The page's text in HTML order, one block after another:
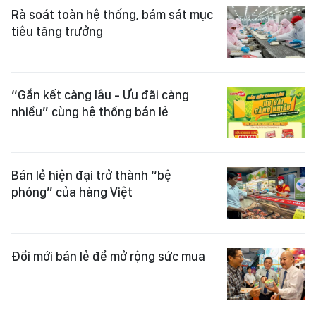
Rà soát toàn hệ thống, bám sát mục
tiêu tăng trưởng
“Gắn kết càng lâu - Ưu đãi càng
nhiều” cùng hệ thống bán lẻ
Bán lẻ hiện đại trở thành “bệ
phóng” của hàng Việt
Đổi mới bán lẻ để mở rộng sức mua